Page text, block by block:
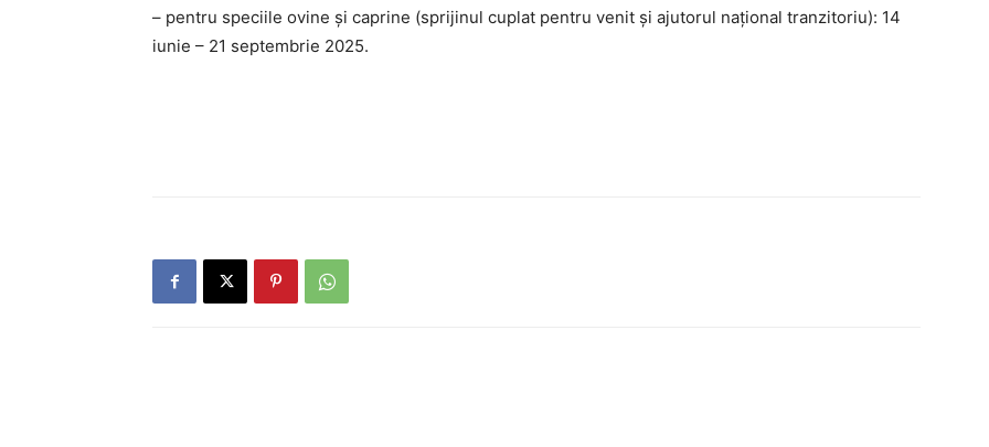
– pentru speciile ovine și caprine (sprijinul cuplat pentru venit și ajutorul național tranzitoriu): 14
iunie – 21 septembrie 2025.